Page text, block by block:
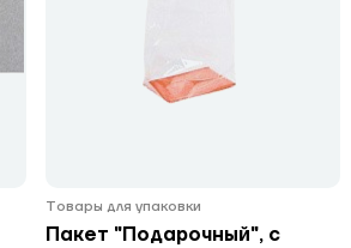
Товары для упаковки
Пакет "Подарочный", с